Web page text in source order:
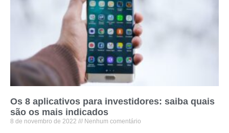
Os 8 aplicativos para investidores: saiba quais
são os mais indicados
8 de novembro de 2022 Nenhum comentário